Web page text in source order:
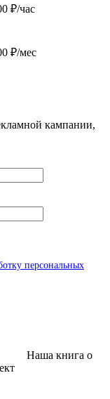
₽/час
₽/мес
кампании,
персональных
Наша книга о